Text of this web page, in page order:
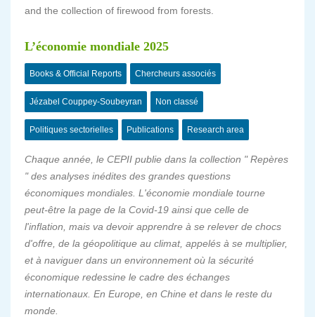
and the collection of firewood from forests.
L’économie mondiale 2025
Books & Official Reports Chercheurs associés
Jézabel Couppey-Soubeyran Non classé
Politiques sectorielles Publications Research area
Chaque année, le CEPII publie dans la collection " Repères
" des analyses inédites des grandes questions
économiques mondiales. L'économie mondiale tourne
peut-être la page de la Covid-19 ainsi que celle de
l'inflation, mais va devoir apprendre à se relever de chocs
d'offre, de la géopolitique au climat, appelés à se multiplier,
et à naviguer dans un environnement où la sécurité
économique redessine le cadre des échanges
internationaux. En Europe, en Chine et dans le reste du
monde.